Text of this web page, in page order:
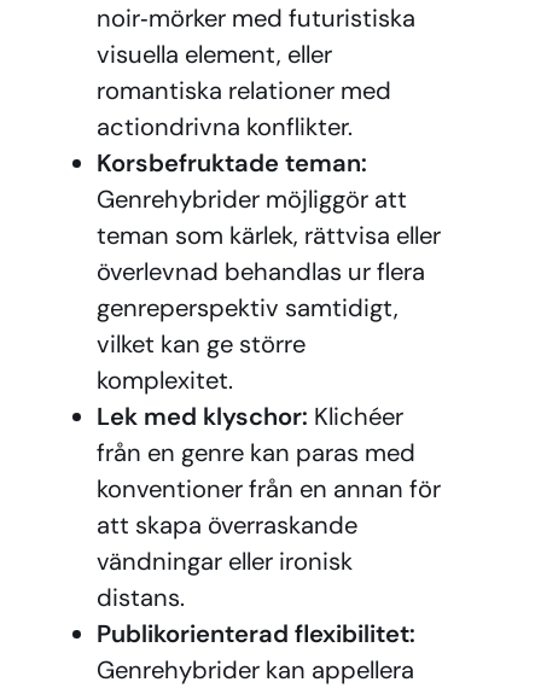
noir‑mörker med futuristiska
visuella element, eller
romantiska relationer med
actiondrivna konflikter.
Korsbefruktade teman:
Genrehybrider möjliggör att
teman som kärlek, rättvisa eller
överlevnad behandlas ur flera
genreperspektiv samtidigt,
vilket kan ge större
komplexitet.
Lek med klyschor: Klichéer
från en genre kan paras med
konventioner från en annan för
att skapa överraskande
vändningar eller ironisk
distans.
Publikorienterad flexibilitet:
Genrehybrider kan appellera